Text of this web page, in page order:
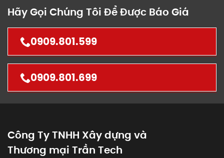
Hãy Gọi Chúng Tôi Để Được Báo Giá
0909.801.599
0909.801.699
Công Ty TNHH Xây dựng và
Thương mại Trần Tech